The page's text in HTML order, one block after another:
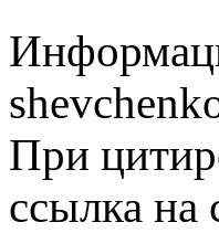
При
ссылка на